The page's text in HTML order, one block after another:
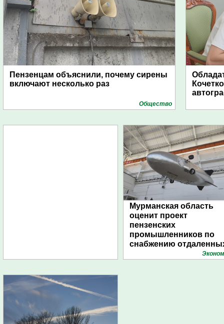
Пензенцам объяснили, почему сирены
включают несколько раз
Общество
Мурманская область
оценит проект
пензенских
промышленников по
снабжению
поселений с помощью